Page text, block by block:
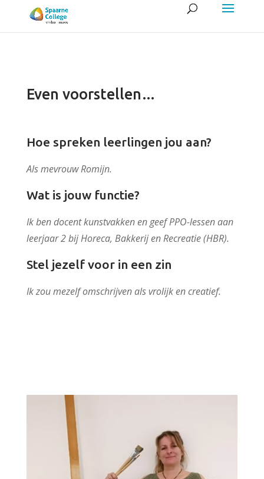
Even voorstellen…
Hoe spreken leerlingen jou aan?
Als mevrouw Romijn.
Wat is jouw functie?
Ik ben docent kunstvakken en geef PPO-lessen aan
leerjaar 2 bijHoreca, Bakkerij en Recreatie (HBR).
Stel jezelf voor in een zin
Ik zou mezelf omschrijven als vrolijk en creatief.